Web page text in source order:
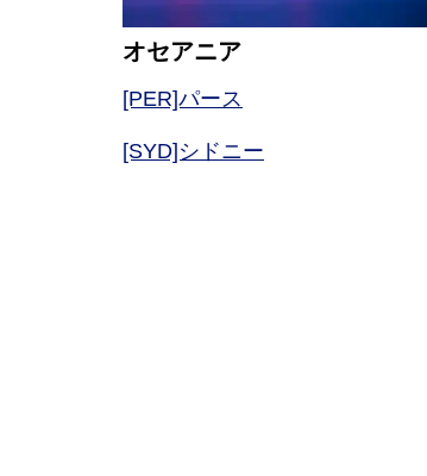
オセアニア
[PER]パース
[SYD]シドニー